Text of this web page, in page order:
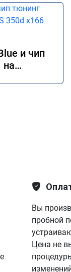
и чип
на
Вы
пробной
Цена не